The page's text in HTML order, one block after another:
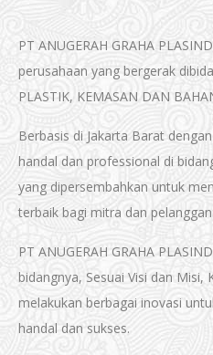
PT ANUGERAH GRAHA
perusahaan yang bergerak
PLASTIK, KEMASAN DAN
Berbasis di Jakarta Barat
handal dan professional di
yang dipersembahkan untuk
terbaik bagi mitra dan pelanggan.
PT ANUGERAH GRAHA
bidangnya, Sesuai Visi dan Misi,
melakukan berbagai inovasi
handal dan sukses.